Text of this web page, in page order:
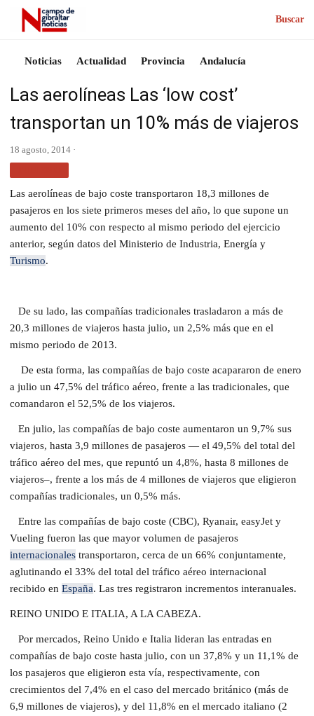
Buscar
Noticias Actualidad Provincia Andalucía
Las aerolíneas Las ‘low cost’
transportan un 10% más de viajeros
18 agosto, 2014 ·
Las aerolíneas de bajo coste transportaron 18,3 millones de
pasajeros en los siete primeros meses del año, lo que supone un
aumento del 10% con respecto al mismo periodo del ejercicio
anterior, según datos del Ministerio de Industria, Energía y
Turismo.
De su lado, las compañías tradicionales trasladaron a más de
20,3 millones de viajeros hasta julio, un 2,5% más que en el
mismo periodo de 2013.
De esta forma, las compañías de bajo coste acapararon de enero
a julio un 47,5% del tráfico aéreo, frente a las tradicionales, que
comandaron el 52,5% de los viajeros.
En julio, las compañías de bajo coste aumentaron un 9,7% sus
viajeros, hasta 3,9 millones de pasajeros — el 49,5% del total del
tráfico aéreo del mes, que repuntó un 4,8%, hasta 8 millones de
viajeros–, frente a los más de 4 millones de viajeros que eligieron
compañías tradicionales, un 0,5% más.
Entre las compañías de bajo coste (CBC), Ryanair, easyJet y
Vueling fueron las que mayor volumen de pasajeros
internacionales transportaron, cerca de un 66% conjuntamente,
aglutinando el 33% del total del tráfico aéreo internacional
recibido en España. Las tres registraron incrementos interanuales.
REINO UNIDO E ITALIA, A LA CABEZA.
Por mercados, Reino Unido e Italia lideran las entradas en
compañías de bajo coste hasta julio, con un 37,8% y un 11,1% de
los pasajeros que eligieron esta vía, respectivamente, con
crecimientos del 7,4% en el caso del mercado británico (más de
6,9 millones de viajeros), y del 11,8% en el mercado italiano (2